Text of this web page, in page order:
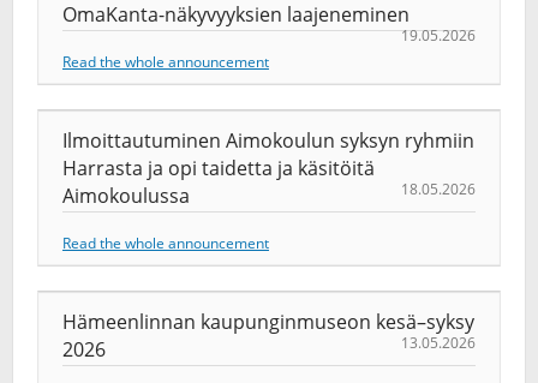
OmaKanta-näkyvyyksien laajeneminen
19.05.2026
Read the whole announcement
Ilmoittautuminen Aimokoulun syksyn ryhmiin
Harrasta ja opi taidetta ja käsitöitä
Aimokoulussa
18.05.2026
Read the whole announcement
Hämeenlinnan kaupunginmuseon kesä–syksy
2026
13.05.2026